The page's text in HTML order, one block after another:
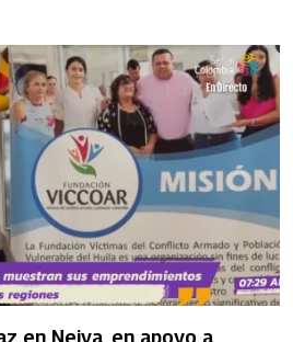
en Neiva, en apoyo a